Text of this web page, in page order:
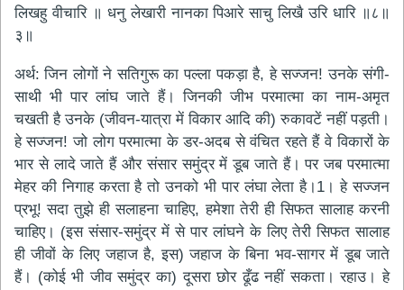
लिखहु वीचारि ॥ धनु लेखारी नानका पिआरे साचु लिखै उरि धारि ॥८॥
३॥
अर्थ: जिन लोगों ने सतिगुरू का पल्ला पकड़ा है, हे सज्जन! उनके संगी-
साथी भी पार लांघ जाते हैं। जिनकी जीभ परमात्मा का नाम-अमृत
चखती है उनके (जीवन-यात्रा में विकार आदि की) रुकावटें नहीं पड़ती।
हे सज्जन! जो लोग परमात्मा के डर-अदब से वंचित रहते हैं वे विकारों के
भार से लादे जाते हैं और संसार समुंद्र में डूब जाते हैं। पर जब परमात्मा
मेहर की निगाह करता है तो उनको भी पार लंघा लेता है।1। हे सज्जन
प्रभू! सदा तुझे ही सलाहना चाहिए, हमेशा तेरी ही सिफत सालाह करनी
चाहिए। (इस संसार-समुंद्र में से पार लांघने के लिए तेरी सिफत सालाह
ही जीवों के लिए जहाज है, इस) जहाज के बिना भव-सागर में डूब जाते
हैं। (कोई भी जीव समुंद्र का) दूसरा छोर ढूँढ नहीं सकता। रहाउ। हे